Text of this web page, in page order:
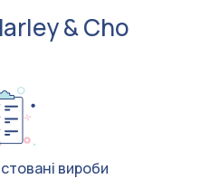
& Cho
вироби